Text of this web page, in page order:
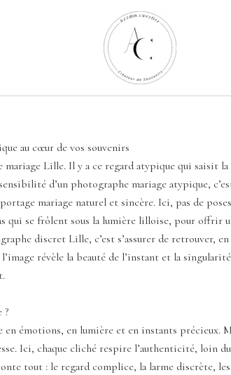
au cœur de vos souvenirs
Lille. Il y a ce regard atypique qui saisit la
d’un photographe mariage atypique,
mariage naturel et sincère. Ici, pas de
qui se frôlent sous la lumière lilloise, pour
discret Lille, c’est s’assurer de retrouver,
révèle la beauté de l’instant et la
?
en émotions, en lumière et en instants
Ici, chaque cliché respire l’authenticité, loin
tout : le regard complice, la larme discrète,